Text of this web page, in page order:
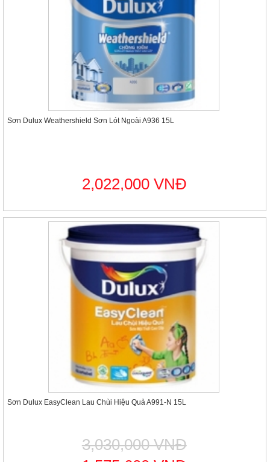
Sơn Dulux Weathershield Sơn Lót Ngoài A936 15L
2,022,000 VNĐ
Sơn Dulux EasyClean Lau Chùi Hiệu Quả A991-N 15L
3,030,000 VNĐ